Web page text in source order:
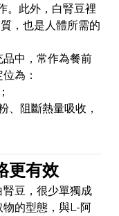
。此外，白腎豆裡
，也是人體所需的
中，常作為餐前
為：
、阻斷熱量吸收，
更有效
豆，很少單獨成
的型態，與L-阿